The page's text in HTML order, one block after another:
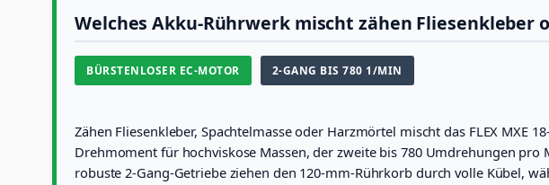
V
e
n
Welches Akku-Rührwerk mischt zähen Fliesenkleber
BÜRSTENLOSER EC-MOTOR 2-GANG BIS 780 1/MIN
Zähen Fliesenkleber, Spachtelmasse oder Harzmörtel mischt das FLEX
Drehmoment für hochviskose Massen, der zweite bis 780 Umdrehungen
robuste 2-Gang-Getriebe ziehen den 120-mm-Rührkorb durch volle Kübel,